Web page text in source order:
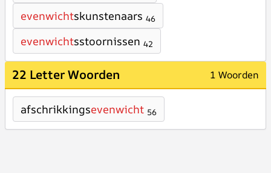
evenwichtskunstenaars 46
evenwichtsstoornissen 42
22 Letter Woorden 1 Woorden
afschrikkingsevenwicht 56